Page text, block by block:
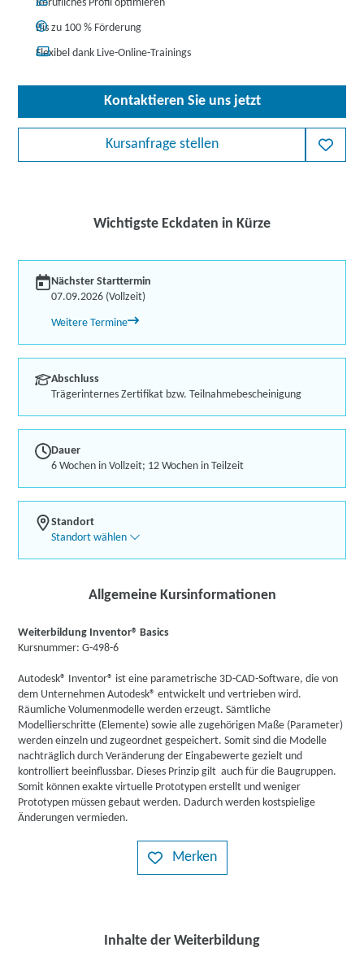
Berufliches Profil optimieren
Bis zu 100 % Förderung
Flexibel dank Live-Online-Trainings
Kontaktieren Sie uns jetzt
Kursanfrage stellen
Wichtigste Eckdaten in Kürze
Nächster Starttermin
07.09.2026 (Vollzeit)
Weitere Termine
Abschluss
Trägerinternes Zertifikat bzw. Teilnahmebescheinigung
Dauer
6 Wochen in Vollzeit; 12 Wochen in Teilzeit
Standort
Standort wählen
Allgemeine Kursinformationen
Weiterbildung Inventor® Basics
Kursnummer: G-498-6
Autodesk® Inventor® ist eine parametrische 3D-CAD-Software, die von
dem Unternehmen Autodesk® entwickelt und vertrieben wird.
Räumliche Volumenmodelle werden erzeugt. Sämtliche
Modellierschritte (Elemente) sowie alle zugehörigen Maße (Parameter)
werden einzeln und zugeordnet gespeichert. Somit sind die Modelle
nachträglich durch Veränderung der Eingabewerte gezielt und
kontrolliert beeinflussbar. Dieses Prinzip gilt auch für die Baugruppen.
Somit können exakte virtuelle Prototypen erstellt und weniger
Prototypen müssen gebaut werden. Dadurch werden kostspielige
Änderungen vermieden.
Merken
Inhalte der Weiterbildung